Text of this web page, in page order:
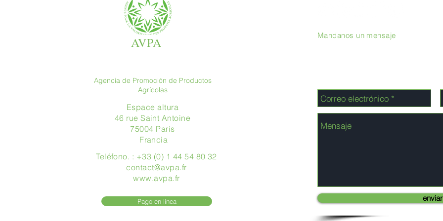
AVPA
Agencia de Promoción de Productos
Agrícolas
Espace altura
46 rue Saint Antoine
75004 París
​ Francia
Teléfono. : +33 (0) 1 44 54 80 32
contact@avpa.fr
www.avpa.fr
Pago en línea
Mandanos un mensaje